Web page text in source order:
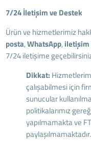
7/24 İletişim ve Destek
Ürün ve hizmetlerimiz
posta,WhatsApp,
7/24 iletişime
Dikkat:
çalışabilmesi için
sunucular
politikalarımız
yapılmamakta ve
paylaşılmamaktadır.